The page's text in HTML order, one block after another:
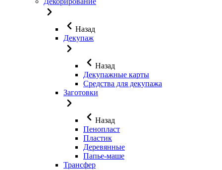
Назад
Декупаж
Назад
Декупажные карты
Средства для декупажа
Заготовки
Назад
Пенопласт
Пластик
Деревянные
Папье-маше
Трансфер